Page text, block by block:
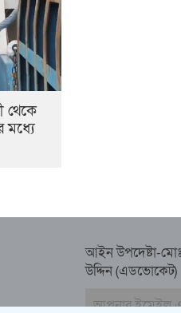
থেকে
মধ্যে
আইন উপদেষ্টা-
উদ্দিন (এডভোকেট)